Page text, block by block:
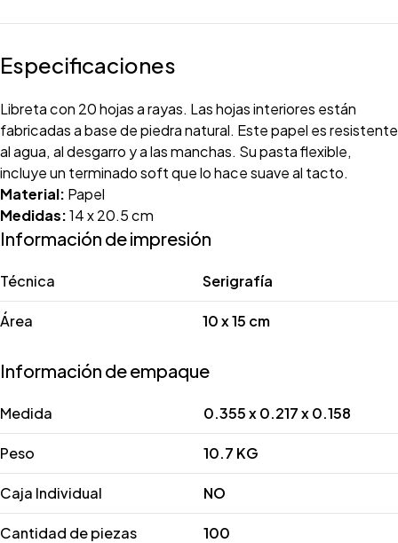
Especificaciones
Libreta con 20 hojas a rayas. Las hojas interiores están
fabricadas a base de piedra natural. Este papel es resistente
al agua, al desgarro y a las manchas. Su pasta flexible,
incluye un terminado soft que lo hace suave al tacto.
Material: Papel
Medidas:14 x 20.5 cm
Información de impresión
Técnica Serigrafía
Área 10 x 15 cm
Información de empaque
Medida 0.355 x 0.217 x 0.158
Peso 10.7 KG
Caja Individual NO
Cantidad de piezas 100